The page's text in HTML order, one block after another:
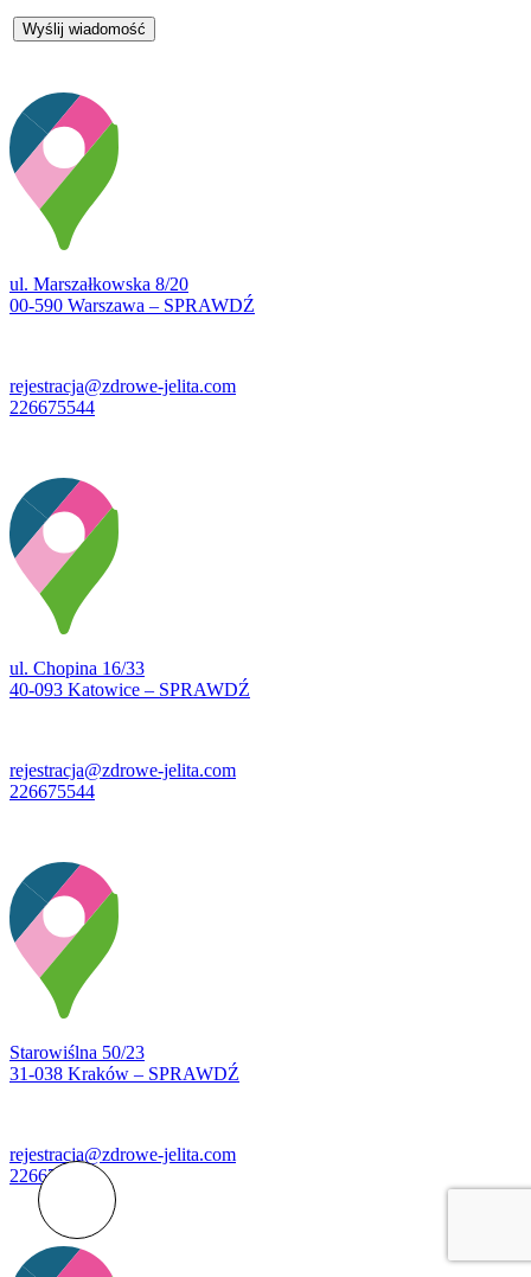
ul. Marszałkowska 8/20
00-590 Warszawa – SPRAWDŹ
rejestracja@zdrowe-jelita.com
226675544
ul. Chopina 16/33
40-093 Katowice – SPRAWDŹ
rejestracja@zdrowe-jelita.com
226675544
Starowiślna 50/23
31-038 Kraków – SPRAWDŹ
rejestracja@zdrowe-jelita.com
226675544